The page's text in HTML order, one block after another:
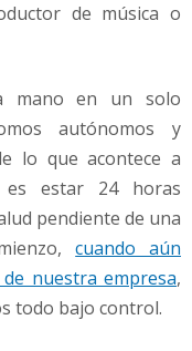
de música o
mano en un solo
autónomos y
lo que acontece a
estar 24 horas
pendiente de una
cuando aún
nuestra empresa,
todo bajo control.